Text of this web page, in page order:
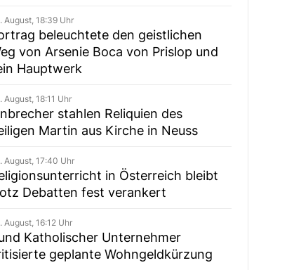
August, 18:39 Uhr
beleuchtete den geistlichen
von Arsenie Boca von Prislop und
Hauptwerk
August, 18:11 Uhr
stahlen Reliquien des
Martin aus Kirche in Neuss
August, 17:40 Uhr
in Österreich bleibt
Debatten fest verankert
August, 16:12 Uhr
Katholischer Unternehmer
geplante Wohngeldkürzung